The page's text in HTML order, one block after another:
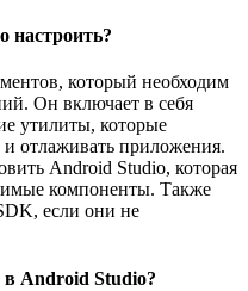
настроить?
который необходим
Он включает в себя
утилиты, которые
и отлаживать приложения.
Android Studio, которая
компоненты. Также
если они не
Android Studio?